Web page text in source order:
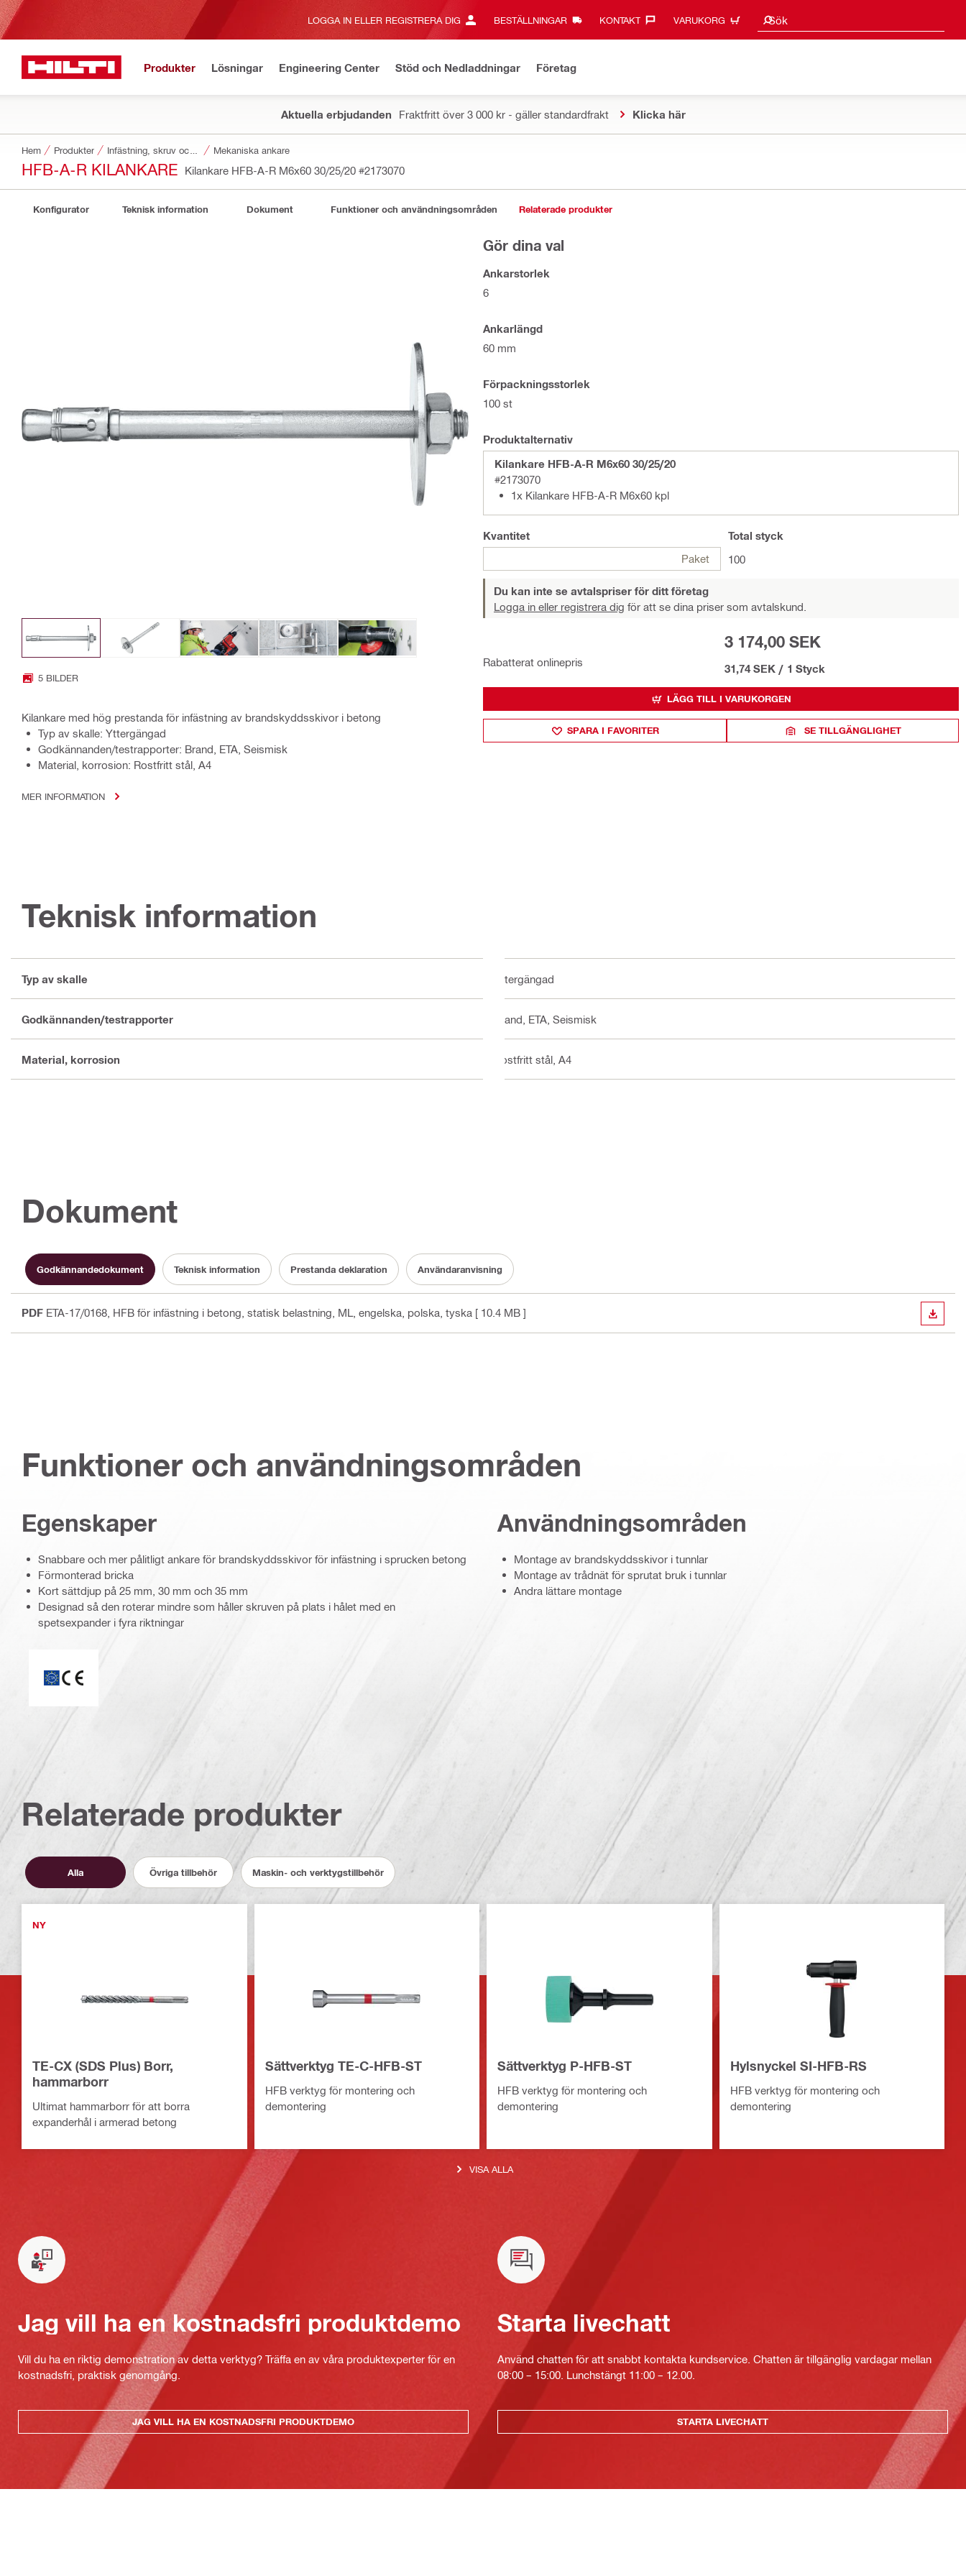
LOGGA IN ELLER REGISTRERA DIG BESTÄLLNINGAR KONTAKT‎ VARUKORG Sök
Sökförslag
Produkter Lösningar Engineering Center Stöd och Nedladdningar Företag
Aktuella erbjudanden Fraktfritt över 3 000 kr - gäller standardfrakt Klicka här
Hem Produkter Mekaniska ankare
HFB-A-R KILANKARE Kilankare HFB-A-R M6x60 30/25/20 #2173070
Konfigurator Teknisk information Dokument Funktioner och användningsområden Relaterade produkter
5 BILDER
Kilankare med hög prestanda för infästning av brandskyddsskivor i betong
Typ av skalle: Yttergängad
Godkännanden/testrapporter: Brand, ETA, Seismisk
Material, korrosion: Rostfritt stål, A4
MER INFORMATION
Gör dina val
Ankarstorlek
6
Ankarlängd
60 mm
Förpackningsstorlek
100 st
Produktalternativ
Kilankare HFB-A-R M6x60 30/25/20
#2173070
1x Kilankare HFB-A-R M6x60 kpl
Kvantitet
Paket
Total styck
100
Du kan inte se avtalspriser för ditt företag
Logga in eller registrera dig för att se dina priser som avtalskund.
Rabatterat onlinepris
3 174,00 SEK
31,74 SEK / 1 Styck
LÄGG TILL I VARUKORGEN
SPARA I FAVORITER SE TILLGÄNGLIGHET
Teknisk information
Typ av skalle Yttergängad
Godkännanden/testrapporter Brand, ETA, Seismisk
Material, korrosion Rostfritt stål, A4
Dokument
Godkännandedokument Teknisk information Prestanda deklaration Användaranvisning
PDF ETA-17/0168, HFB för infästning i betong, statisk belastning, ML , engelska, polska, tyska [ 10.4 MB ] LADDA
Funktioner och användningsområden
Egenskaper
Snabbare och mer pålitligt ankare för brandskyddsskivor för infästning i sprucken betong
Förmonterad bricka
Kort sättdjup på 25 mm, 30 mm och 35 mm
Designad så den roterar mindre som håller skruven på plats i hålet med en
spetsexpander i fyra riktningar
Användningsområden
Montage av brandskyddsskivor i tunnlar
Montage av trådnät för sprutat bruk i tunnlar
Andra lättare montage
Relaterade produkter
Alla Övriga tillbehör Maskin- och verktygstillbehör
NY
TE-CX (SDS Plus) Borr,
hammarborr
Ultimat hammarborr för att borra
expanderhål i armerad betong
Sättverktyg TE-C-HFB-ST
HFB verktyg för montering och
demontering
Sättverktyg P-HFB-ST
HFB verktyg för montering och
demontering
Hylsnyckel SI-HFB-RS
HFB verktyg för montering och
demontering
VISA ALLA
Jag vill ha en kostnadsfri produktdemo
Vill du ha en riktig demonstration av detta verktyg? Träffa en av våra produktexperter för en
kostnadsfri, praktisk genomgång.
JAG VILL HA EN KOSTNADSFRI PRODUKTDEMO
Starta livechatt
Använd chatten för att snabbt kontakta kundservice. Chatten är tillgänglig vardagar mellan
08:00 – 15:00. Lunchstängt 11:00 – 12.00.
STARTA LIVECHATT